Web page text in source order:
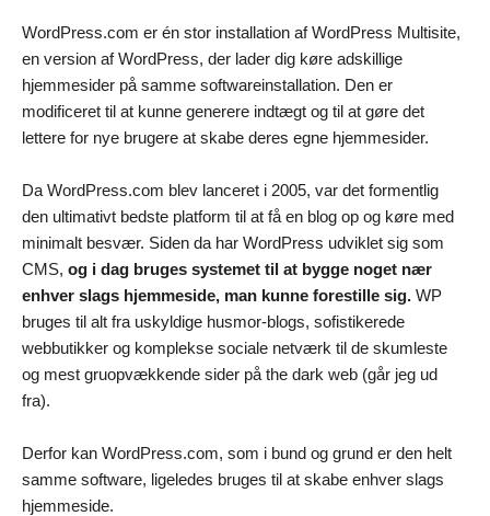
WordPress.com er én stor installation af WordPress Multisite,
en version af WordPress, der lader dig køre adskillige
hjemmesider på samme softwareinstallation. Den er
modificeret til at kunne generere indtægt og til at gøre det
lettere for nye brugere at skabe deres egne hjemmesider.
Da WordPress.com blev lanceret i 2005, var det formentlig
den ultimativt bedste platform til at få en blog op og køre med
minimalt besvær. Siden da har WordPress udviklet sig som
CMS, og i dag bruges systemet til at bygge noget nær
enhver slags hjemmeside, man kunne forestille sig. WP
bruges til alt fra uskyldige husmor-blogs, sofistikerede
webbutikker og komplekse sociale netværk til de skumleste
og mest gruopvækkende sider på the dark web (går jeg ud
fra).
Derfor kan WordPress.com, som i bund og grund er den helt
samme software, ligeledes bruges til at skabe enhver slags
hjemmeside.